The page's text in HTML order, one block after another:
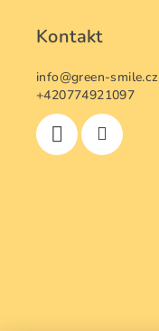
Kontakt
info@green-smile.cz
+420774921097